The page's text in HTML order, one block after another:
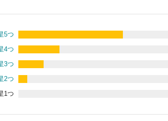
5つ
4つ
3つ
2つ
1つ